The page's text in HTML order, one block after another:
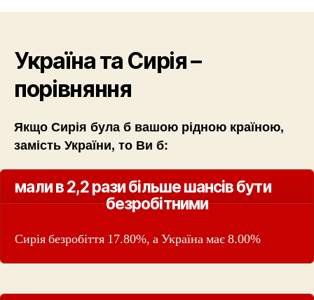
Україна та Сирія –
порівняння
Якщо Сирія була б вашою рідною країною,
замість України, то Ви б:
мали в 2,2 рази більше шансів бути
безробітними
Сирія безробіття 17.80%, а Україна має 8.00%